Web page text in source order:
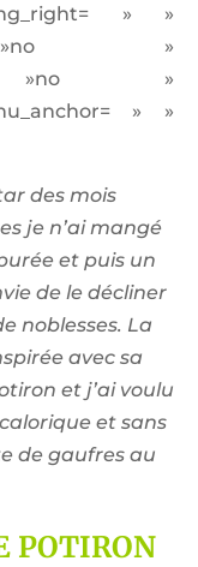
» »
»no »
»no »
» »
des mois
je n’ai mangé
et puis un
de le décliner
noblesses. La
avec sa
et j’ai voulu
et sans
de gaufres au
POTIRON